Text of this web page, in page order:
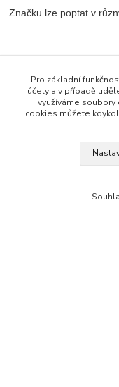
Značku lze poptat v
Pro základní
účely a v případě
využíváme
cookies můžete